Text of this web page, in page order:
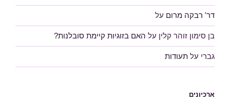
דר' רבקה מרום על
בן סימון זוהר קלין על האם בזוגיות קיימת סובלנות?
גברי על תעודות
ארכיונים